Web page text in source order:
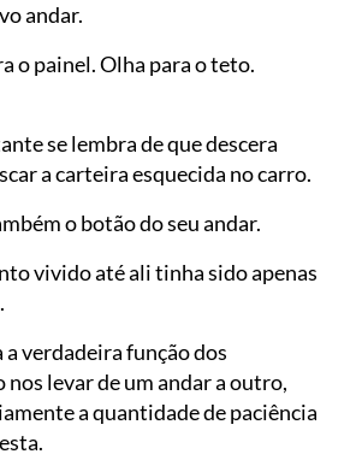
andar.
o painel. Olha para o teto.
se lembra de que descera
a carteira esquecida no carro.
o botão do seu andar.
vivido até ali tinha sido apenas
a verdadeira função dos
nos levar de um andar a outro,
a quantidade de paciência